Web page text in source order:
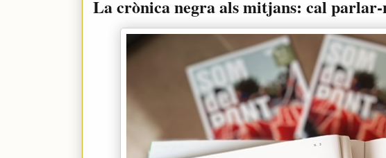
La crònica negra als mitjans: cal